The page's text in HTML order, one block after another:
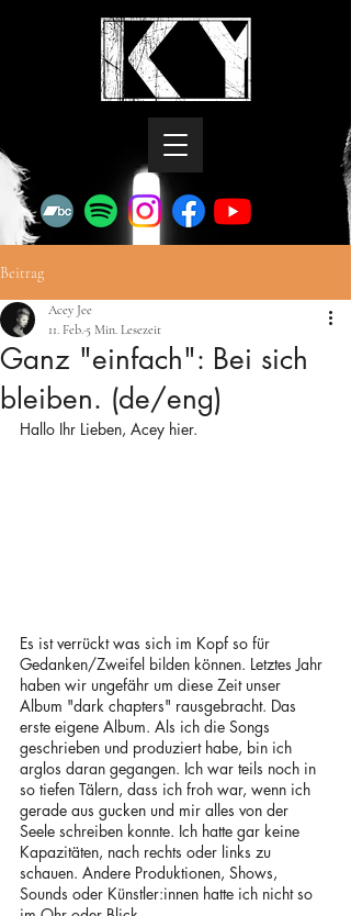
Beitrag
Ganz "einfach": Bei sich
bleiben. (de/eng)
Acey Jee
11. Feb.5 Min. Lesezeit
Hallo Ihr Lieben, Acey hier.
Es ist verrückt was sich im Kopf so für
Gedanken/Zweifel bilden können. Letztes Jahr
haben wir ungefähr um diese Zeit unser
Album "dark chapters" rausgebracht. Das
erste eigene Album. Als ich die Songs
geschrieben und produziert habe, bin ich
arglos daran gegangen. Ich war teils noch in
so tiefen Tälern, dass ich froh war, wenn ich
gerade aus gucken und mir alles von der
Seele schreiben konnte. Ich hatte gar keine
Kapazitäten, nach rechts oder links zu
schauen. Andere Produktionen, Shows,
Sounds oder Künstler:innen hatte ich nicht so